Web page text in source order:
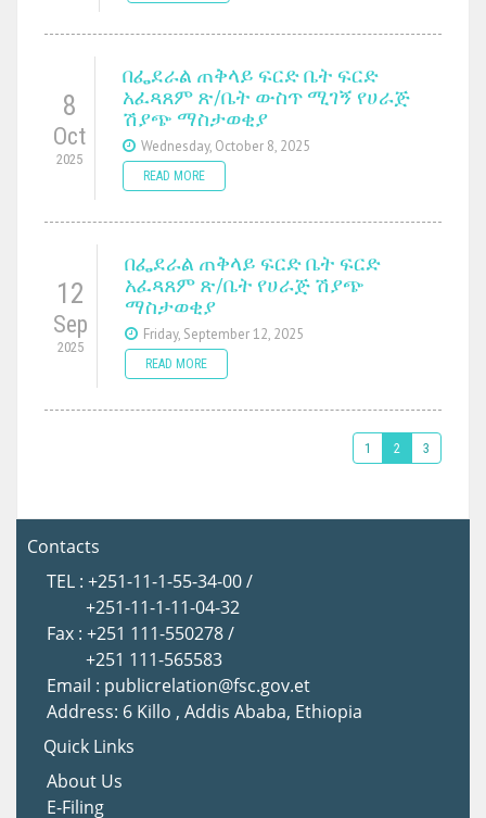
8
Oct
2025
በፌደራል ጠቅላይ ፍርድ ቤት ፍርድ
አፈጻጸም ጽ/ቤት ውስጥ ሚገኝ የሀራጅ
ሽያጭ ማስታወቂያ
Wednesday, October 8, 2025
READ MORE
12
Sep
2025
በፌደራል ጠቅላይ ፍርድ ቤት ፍርድ
አፈጻጸም ጽ/ቤት የሀራጅ ሽያጭ
ማስታወቂያ
Friday, September 12, 2025
READ MORE
1 2 3
Contacts
TEL : +251-11-1-55-34-00 /
+251-11-1-11-04-32
Fax : +251 111-550278 /
+251 111-565583
Email : publicrelation@fsc.gov.et
Address: 6 Killo , Addis Ababa, Ethiopia
Quick Links
About Us
E-Filing